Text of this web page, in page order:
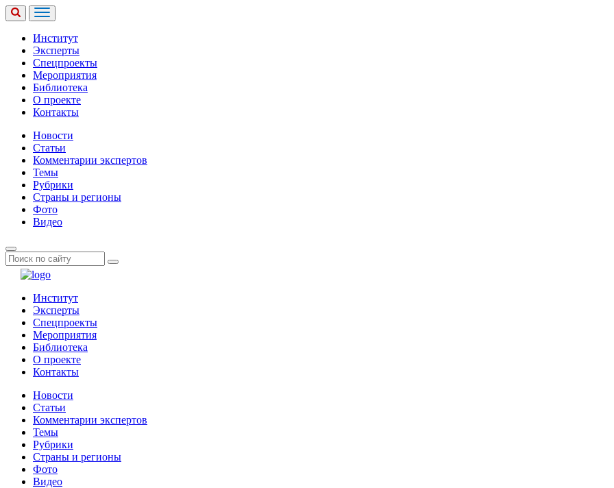
Институт
Эксперты
Спецпроекты
Мероприятия
Библиотека
О проекте
Контакты
Новости
Статьи
Комментарии экспертов
Темы
Рубрики
Страны и регионы
Фото
Видео
Институт
Эксперты
Спецпроекты
Мероприятия
Библиотека
О проекте
Контакты
Новости
Статьи
Комментарии экспертов
Темы
Рубрики
Страны и регионы
Фото
Видео